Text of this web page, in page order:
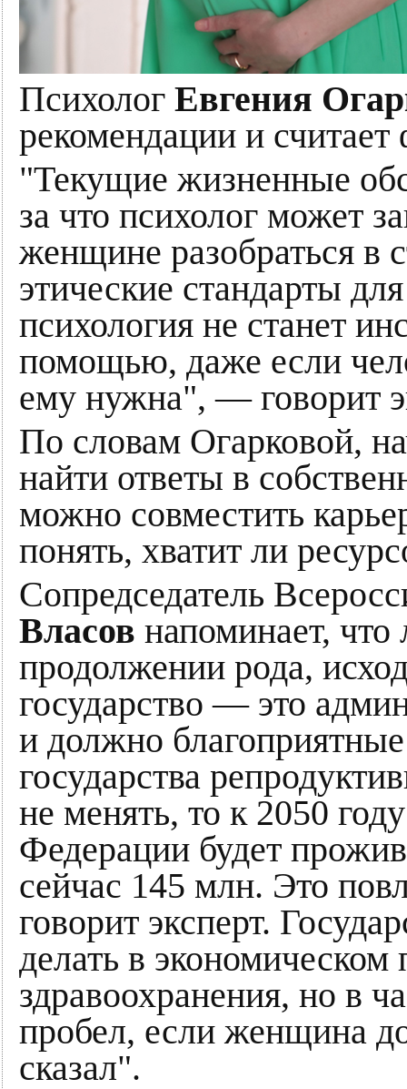
Психолог Евгения
рекомендации и
"Текущие жизненные
за что психолог может
женщине разобраться в
этические стандарты
психология не станет
помощью, даже если
ему нужна", — говорит
По словам Огарковой,
найти ответы в
можно совместить
понять, хватит ли
Сопредседатель
Власов напоминает,
продолжении рода,
государство — это
и должно
государства
не менять, то к 2050
Федерации будет
сейчас 145 млн. Это
говорит эксперт.
делать в экономическом
здравоохранения, но в
пробел, если женщина
сказал".